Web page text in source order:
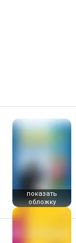
показать
обложку